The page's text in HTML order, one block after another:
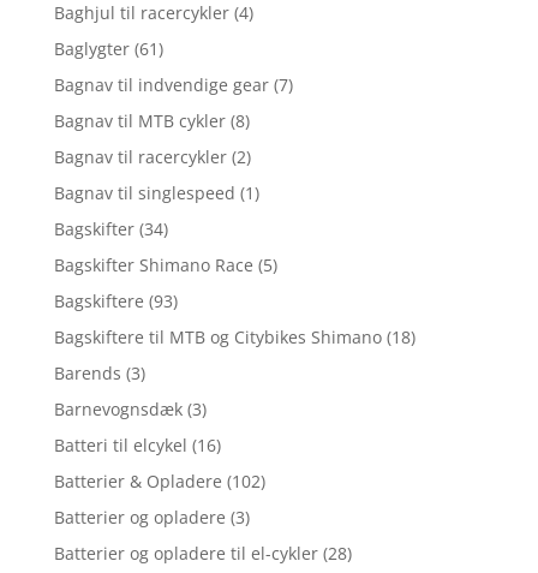
Baghjul til racercykler (4)
Baglygter (61)
Bagnav til indvendige gear (7)
Bagnav til MTB cykler (8)
Bagnav til racercykler (2)
Bagnav til singlespeed (1)
Bagskifter (34)
Bagskifter Shimano Race (5)
Bagskiftere (93)
Bagskiftere til MTB og Citybikes Shimano (18)
Barends (3)
Barnevognsdæk (3)
Batteri til elcykel (16)
Batterier & Opladere (102)
Batterier og opladere (3)
Batterier og opladere til el-cykler (28)